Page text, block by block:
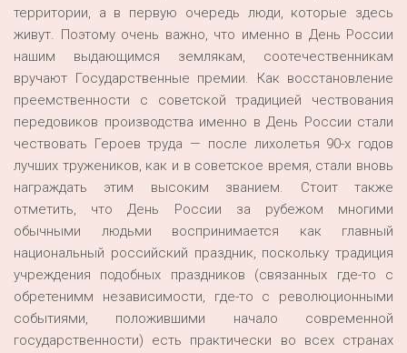
территории, а в первую очередь люди, которые здесь
живут. Поэтому очень важно, что именно в День России
нашим выдающимся землякам, соотечественникам
вручают Государственные премии. Как восстановление
преемственности с советской традицией чествования
передовиков производства именно в День России стали
чествовать Героев труда — после лихолетья 90-х годов
лучших тружеников, как и в советское время, стали вновь
награждать этим высоким званием. Стоит также
отметить, что День России за рубежом многими
обычными людьми воспринимается как главный
национальный российский праздник, поскольку традиция
учреждения подобных праздников (связанных где-то с
обретенимм независимости, где-то с революционными
событиями, положившими начало современной
государственности) есть практически во всех странах